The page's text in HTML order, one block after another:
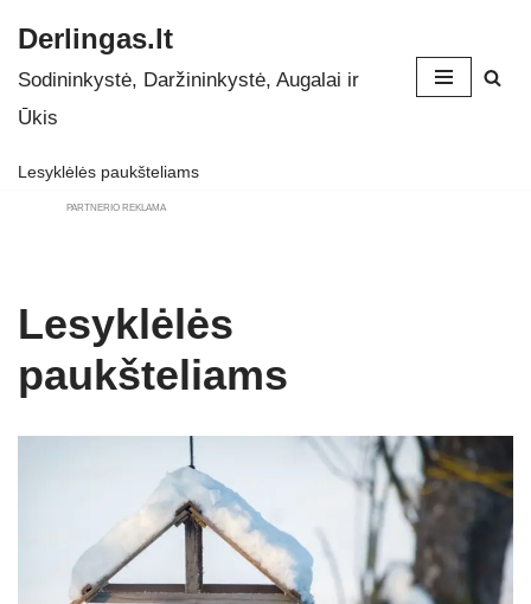
Skip
to
Derlingas.lt
Sodininkystė, Daržininkystė, Augalai ir
Ūkis
Lesyklėlės paukšteliams
PARTNERIO REKLAMA
Lesyklėlės
paukšteliams